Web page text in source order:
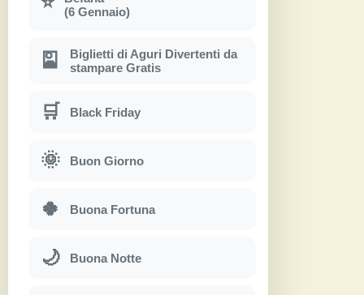
(6 Gennaio)
🎴
Biglietti di Aguri Divertenti da
stampare Gratis
🛒 Black Friday
🌞 Buon Giorno
🍀 Buona Fortuna
🌙 Buona Notte